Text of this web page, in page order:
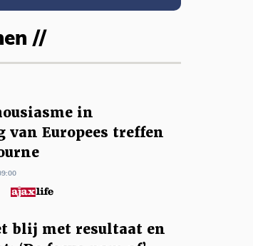
//
in
van Europees treffen
blij met resultaat en